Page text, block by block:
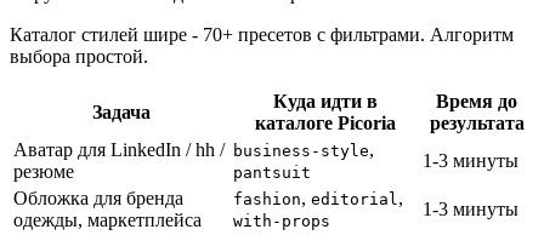
Каталог стилей шире - 70+ пресетов с фильтрами. Алгоритм
выбора простой.
Задача
Куда идти в
каталоге Picoria
Время до
результата
Аватар для LinkedIn / hh /
резюме
business-style,
pantsuit
1-3 минуты
Обложка для бренда
одежды, маркетплейса
fashion, editorial,
with-props
1-3 минуты